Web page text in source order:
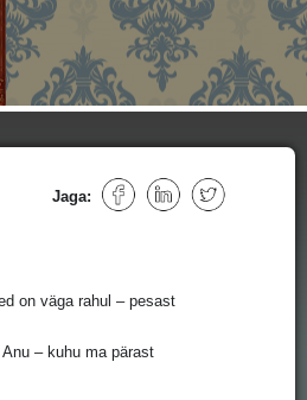
Jaga:
on väga rahul – pesast
– kuhu ma pärast